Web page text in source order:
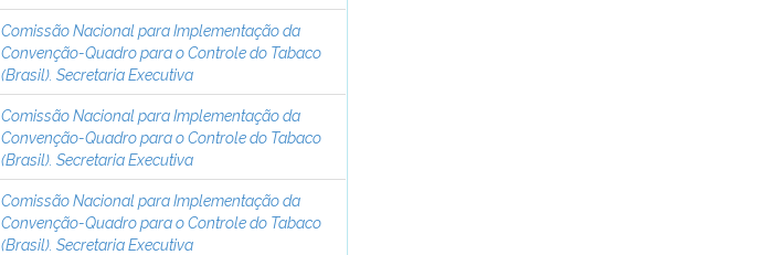
Comissão Nacional para Implementação da
Convenção-Quadro para o Controle do Tabaco
(Brasil). Secretaria Executiva
Comissão Nacional para Implementação da
Convenção-Quadro para o Controle do Tabaco
(Brasil). Secretaria Executiva
Comissão Nacional para Implementação da
Convenção-Quadro para o Controle do Tabaco
(Brasil). Secretaria Executiva